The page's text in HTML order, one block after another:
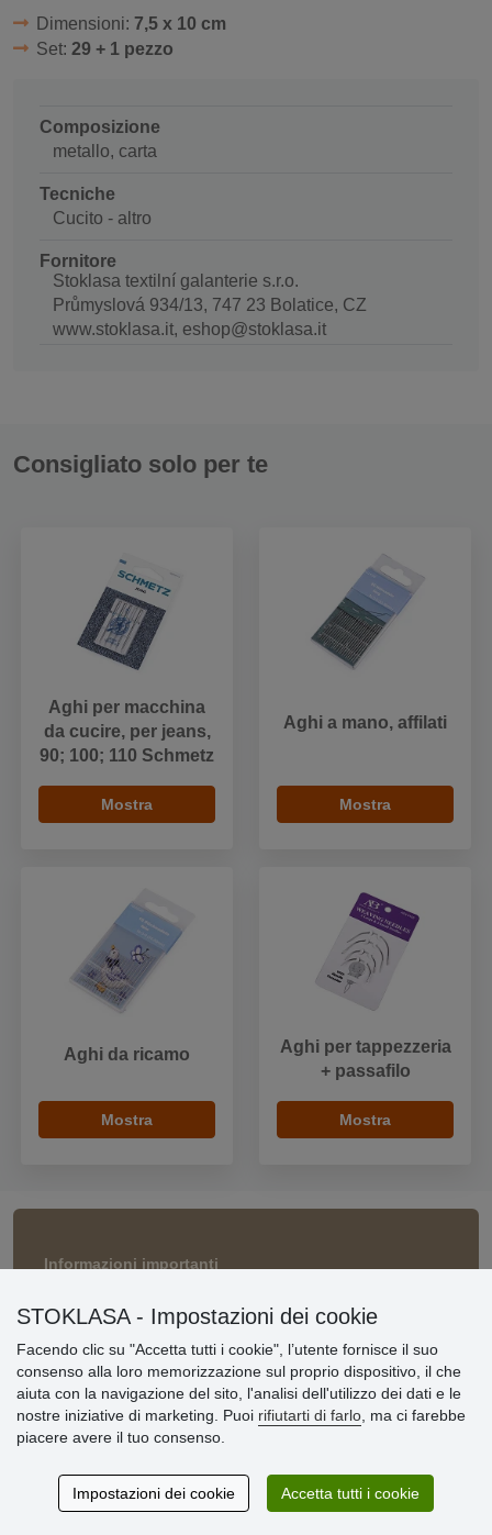
Dimensioni: 7,5 x 10 cm
Set: 29 + 1 pezzo
Composizione
metallo, carta
Tecniche
Cucito - altro
Fornitore
Stoklasa textilní galanterie s.r.o.
Průmyslová 934/13, 747 23 Bolatice, CZ
www.stoklasa.it, eshop@stoklasa.it
Consigliato solo per te
Aghi per macchina
da cucire, per jeans,
90; 100; 110 Schmetz
Mostra
Aghi a mano, affilati
Mostra
Aghi da ricamo
Mostra
Aghi per tappezzeria
+ passafilo
Mostra
Informazioni importanti
» Termini & Condizioni
» Informativa sulla Privacy
» Consegna e pagamento
» Garanzia e resi
» Programma fedeltà
Recensioni
dei clienti
STOKLASA - Impostazioni dei cookie
Facendo clic su "Accetta tutti i cookie", l’utente fornisce il suo
consenso alla loro memorizzazione sul proprio dispositivo, il che
aiuta con la navigazione del sito, l'analisi dell'utilizzo dei dati e le
nostre iniziative di marketing. Puoi rifiutarti di farlo , ma ci farebbe
piacere avere il tuo consenso.
Impostazioni dei cookie Accetta tutti i cookie